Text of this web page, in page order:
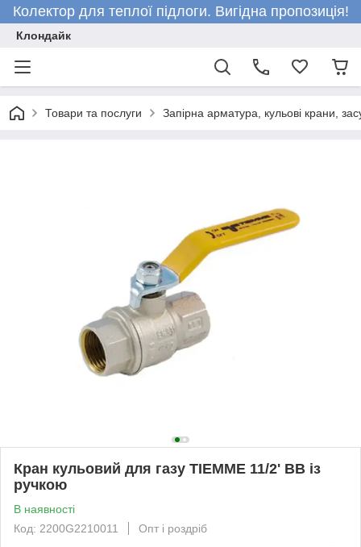
Колектор для теплої підлоги. Вигідна пропозиція!
Клондайк
Товари та послуги Запірна арматура, кульові крани,
Кран кульовий для газу TIEMME 11/2' ВВ із
ручкою
В наявності
Код: 2200G2210011
Опт і роздріб